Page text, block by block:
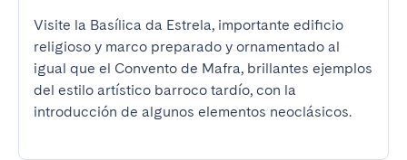
Visite la Basílica da Estrela, importante edificio
religioso y marco preparado y ornamentado al
igual que el Convento de Mafra, brillantes ejemplos
del estilo artístico barroco tardío, con la
introducción de algunos elementos neoclásicos.